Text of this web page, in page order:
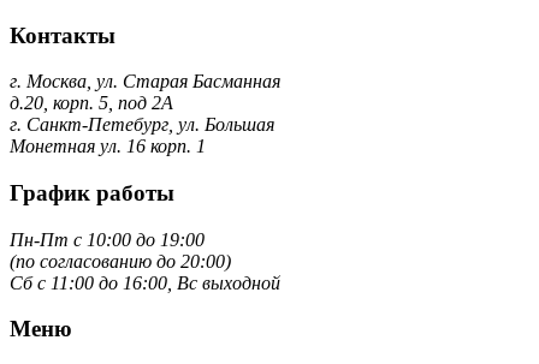
Контакты
г. Москва, ул. Старая Басманная
д.20, корп. 5, под 2А
г. Санкт-Петебург, ул. Большая
Монетная ул. 16 корп. 1
График работы
Пн-Пт с 10:00 до 19:00
(по согласованию до 20:00)
Сб с 11:00 до 16:00, Вс выходной
Меню